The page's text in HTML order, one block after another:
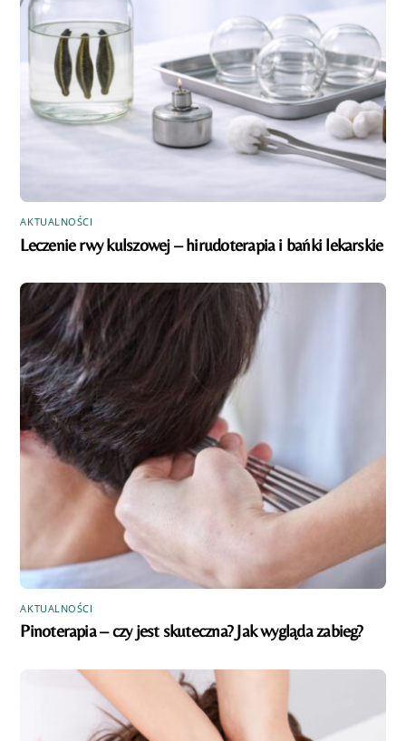
AKTUALNOŚCI
Leczenie rwy kulszowej – hirudoterapia i bańki lekarskie
AKTUALNOŚCI
Pinoterapia – czy jest skuteczna? Jak wygląda zabieg?